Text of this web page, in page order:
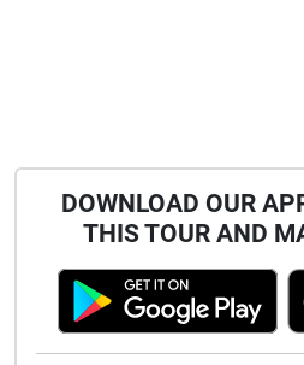
DOWNLOAD OUR
THIS TOUR AND